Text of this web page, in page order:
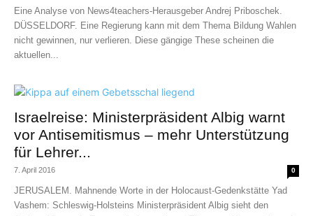
Eine Analyse von News4teachers-Herausgeber Andrej Priboschek.
DÜSSELDORF. Eine Regierung kann mit dem Thema Bildung Wahlen
nicht gewinnen, nur verlieren. Diese gängige These scheinen die
aktuellen...
Israelreise: Ministerpräsident Albig warnt
vor Antisemitismus – mehr Unterstützung
für Lehrer...
7. April 2016 0
JERUSALEM. Mahnende Worte in der Holocaust-Gedenkstätte Yad
Vashem: Schleswig-Holsteins Ministerpräsident Albig sieht den